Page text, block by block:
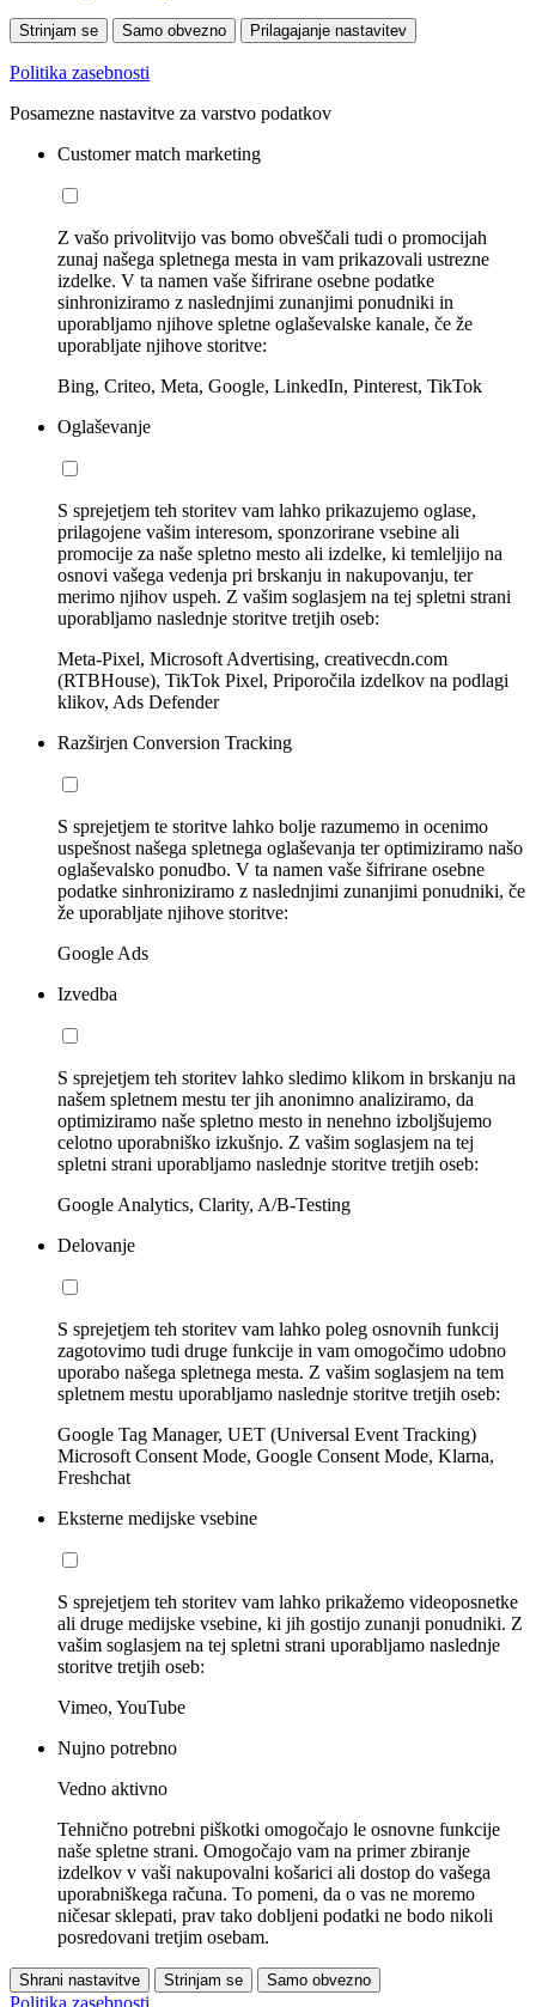
Strinjam se Samo obvezno Prilagajanje nastavitev
Politika zasebnosti
Posamezne nastavitve za varstvo podatkov
Customer match marketing
Z vašo privolitvijo vas bomo obveščali tudi o promocijah
zunaj našega spletnega mesta in vam prikazovali ustrezne
izdelke. V ta namen vaše šifrirane osebne podatke
sinhroniziramo z naslednjimi zunanjimi ponudniki in
uporabljamo njihove spletne oglaševalske kanale, če že
uporabljate njihove storitve:
Bing, Criteo, Meta, Google, LinkedIn, Pinterest, TikTok
Oglaševanje
S sprejetjem teh storitev vam lahko prikazujemo oglase,
prilagojene vašim interesom, sponzorirane vsebine ali
promocije za naše spletno mesto ali izdelke, ki temleljijo na
osnovi vašega vedenja pri brskanju in nakupovanju, ter
merimo njihov uspeh. Z vašim soglasjem na tej spletni strani
uporabljamo naslednje storitve tretjih oseb:
Meta-Pixel, Microsoft Advertising, creativecdn.com
(RTBHouse), TikTok Pixel, Priporočila izdelkov na podlagi
klikov, Ads Defender
Razširjen Conversion Tracking
S sprejetjem te storitve lahko bolje razumemo in ocenimo
uspešnost našega spletnega oglaševanja ter optimiziramo našo
oglaševalsko ponudbo. V ta namen vaše šifrirane osebne
podatke sinhroniziramo z naslednjimi zunanjimi ponudniki, če
že uporabljate njihove storitve:
Google Ads
Izvedba
S sprejetjem teh storitev lahko sledimo klikom in brskanju na
našem spletnem mestu ter jih anonimno analiziramo, da
optimiziramo naše spletno mesto in nenehno izboljšujemo
celotno uporabniško izkušnjo. Z vašim soglasjem na tej
spletni strani uporabljamo naslednje storitve tretjih oseb:
Google Analytics, Clarity, A/B-Testing
Delovanje
S sprejetjem teh storitev vam lahko poleg osnovnih funkcij
zagotovimo tudi druge funkcije in vam omogočimo udobno
uporabo našega spletnega mesta. Z vašim soglasjem na tem
spletnem mestu uporabljamo naslednje storitve tretjih oseb:
Google Tag Manager, UET (Universal Event Tracking)
Microsoft Consent Mode, Google Consent Mode, Klarna,
Freshchat
Eksterne medijske vsebine
S sprejetjem teh storitev vam lahko prikažemo videoposnetke
ali druge medijske vsebine, ki jih gostijo zunanji ponudniki. Z
vašim soglasjem na tej spletni strani uporabljamo naslednje
storitve tretjih oseb:
Vimeo, YouTube
Nujno potrebno
Vedno aktivno
Tehnično potrebni piškotki omogočajo le osnovne funkcije
naše spletne strani. Omogočajo vam na primer zbiranje
izdelkov v vaši nakupovalni košarici ali dostop do vašega
uporabniškega računa. To pomeni, da o vas ne moremo
ničesar sklepati, prav tako dobljeni podatki ne bodo nikoli
posredovani tretjim osebam.
Shrani nastavitve Strinjam se Samo obvezno